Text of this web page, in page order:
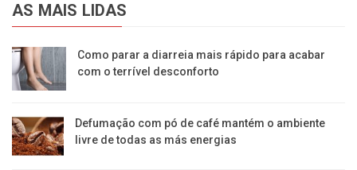
AS MAIS LIDAS
Como parar a diarreia mais rápido para acabar
com o terrível desconforto
Defumação com pó de café mantém o ambiente
livre de todas as más energias